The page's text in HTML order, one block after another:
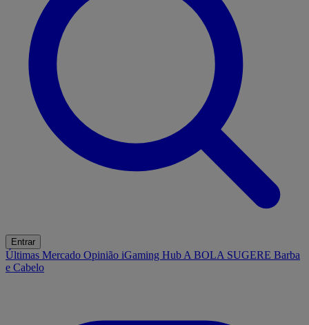
Entrar
Últimas Mercado Opinião iGaming Hub A BOLA SUGERE Barba
e Cabelo